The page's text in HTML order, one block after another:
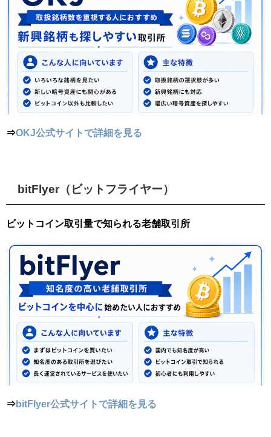
⇒OKJ公式サイトで詳細を見る
bitFlyer（ビットフライヤー）
ビットコイン取引量で知られる老舗取引所
⇒bitFlyer公式サイトで詳細を見る